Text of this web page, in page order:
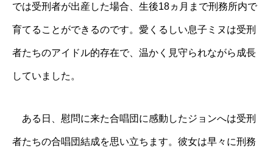
では受刑者が出産した場合、生後18ヵ月まで刑務所内で
育てることができるのです。愛くるしい息子ミヌは受刑
者たちのアイドル的存在で、温かく見守られながら成長
していました。
ある日、慰問に来た合唱団に感動したジョンへは受刑
者たちの合唱団結成を思い立ちます。彼女は早々に刑務